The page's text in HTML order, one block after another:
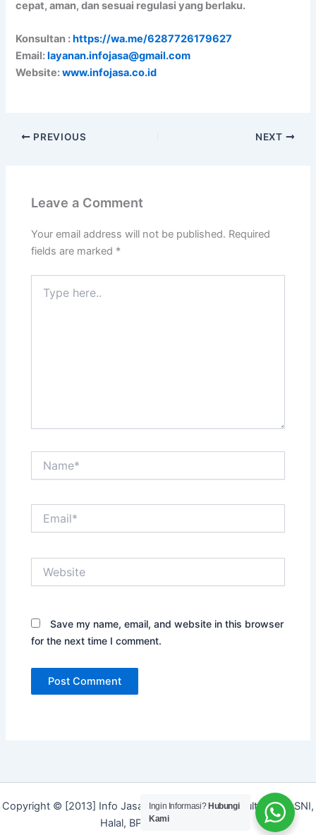
cepat, aman, dan sesuai regulasi yang berlaku.
Konsultan :https://wa.me/6287726179627
Email:layanan.infojasa@gmail.com
Website:www.infojasa.co.id
PREVIOUS NEXT
Leave a Comment
Your email address will not be published. Required
fields are marked *
here..
Save my name, email, and website in this browser
for the next time I comment.
Copyright © [2013] Info Jasa | Layanan Jasa Konsultan ISO, SNI,
Halal, BPOM dan Merek]
Ingin Informasi? Hubungi
Kami